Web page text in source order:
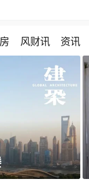
风财讯 资讯
早知道！